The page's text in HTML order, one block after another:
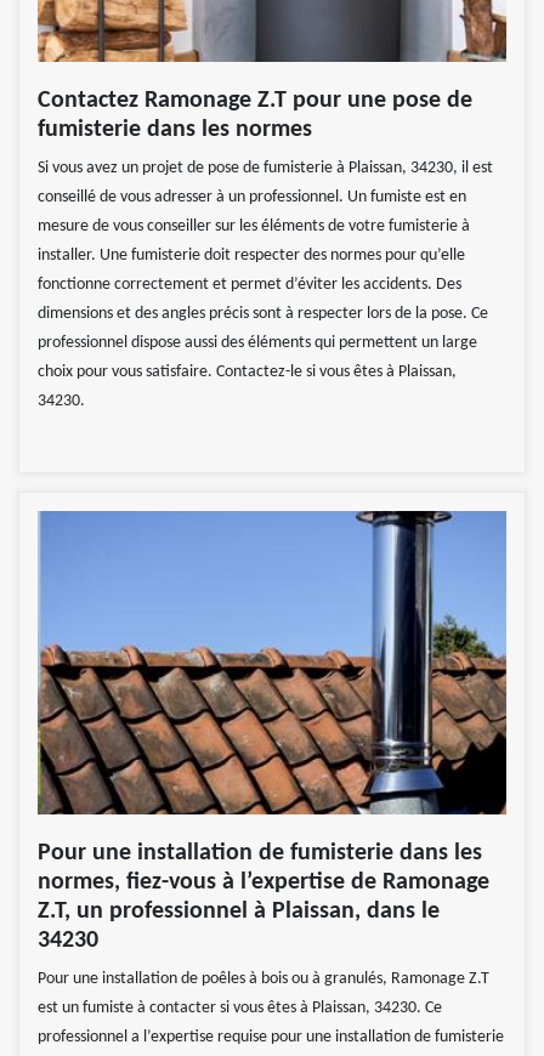
Contactez Ramonage Z.T pour une pose de
fumisterie dans les normes
Si vous avez un projet de pose de fumisterie à Plaissan, 34230, il est
conseillé de vous adresser à un professionnel. Un fumiste est en
mesure de vous conseiller sur les éléments de votre fumisterie à
installer. Une fumisterie doit respecter des normes pour qu’elle
fonctionne correctement et permet d’éviter les accidents. Des
dimensions et des angles précis sont à respecter lors de la pose. Ce
professionnel dispose aussi des éléments qui permettent un large
choix pour vous satisfaire. Contactez-le si vous êtes à Plaissan,
34230.
Pour une installation de fumisterie dans les
normes, fiez-vous à l’expertise de Ramonage
Z.T, un professionnel à Plaissan, dans le
34230
Pour une installation de poêles à bois ou à granulés, Ramonage Z.T
est un fumiste à contacter si vous êtes à Plaissan, 34230. Ce
professionnel a l’expertise requise pour une installation de fumisterie